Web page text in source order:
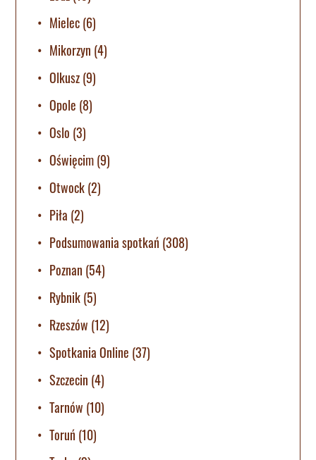
Mielec(6)
Mikorzyn (4)
Olkusz(9)
Opole (8)
Oslo (3)
Oświęcim(9)
Otwock(2)
Piła (2)
Podsumowania spotkań (308)
Poznan (54)
Rybnik(5)
Rzeszów (12)
Spotkania Online (37)
Szczecin (4)
Tarnów (10)
Toruń (10)